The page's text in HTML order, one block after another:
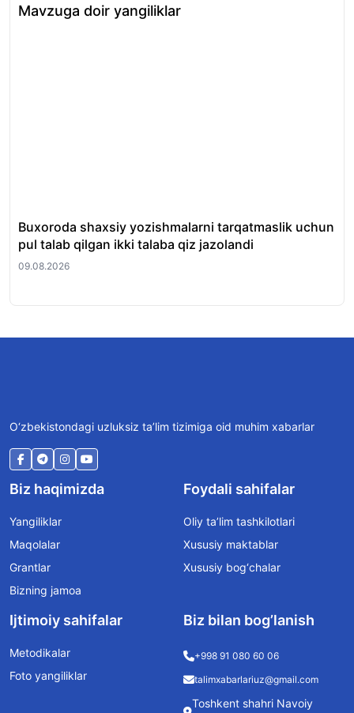
Mavzuga doir yangiliklar
Buxoroda shaxsiy yozishmalarni tarqatmaslik uchun
pul talab qilgan ikki talaba qiz jazolandi
09.08.2026
O‘zbekistondagi uzluksiz ta’lim tizimiga oid muhim xabarlar
Biz haqimizda
Yangiliklar
Maqolalar
Grantlar
Bizning jamoa
Foydali sahifalar
Oliy ta’lim tashkilotlari
Xususiy maktablar
Xususiy bog‘chalar
Ijtimoiy sahifalar
Metodikalar
Foto yangiliklar
Biz bilan bog’lanish
+998 91 080 60 06
talimxabarlariuz@gmail.com
Toshkent shahri Navoiy